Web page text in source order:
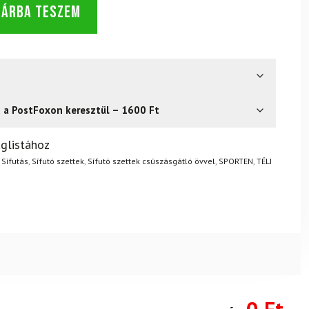
TESZEM
a PostFoxon keresztül – 1600 Ft
gond – a terméket egyszerűen visszaküldheti 14
Mik a visszaküldés feltételei?
Sífutás Sífutó szettek, Sífutó szettek csúszásgátló övvel SPORTEN TÉLI